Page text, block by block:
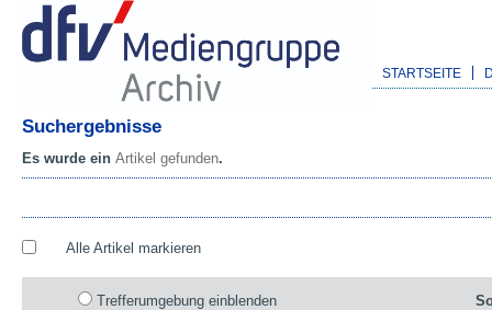
STARTSEITE
Suchergebnisse
Es wurde ein Artikel gefunden.
Alle Artikel markieren
Trefferumgebung einblenden